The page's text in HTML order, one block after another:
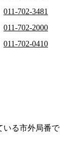
011-702-3481
011-702-2000
011-702-0410
いる市外局番で